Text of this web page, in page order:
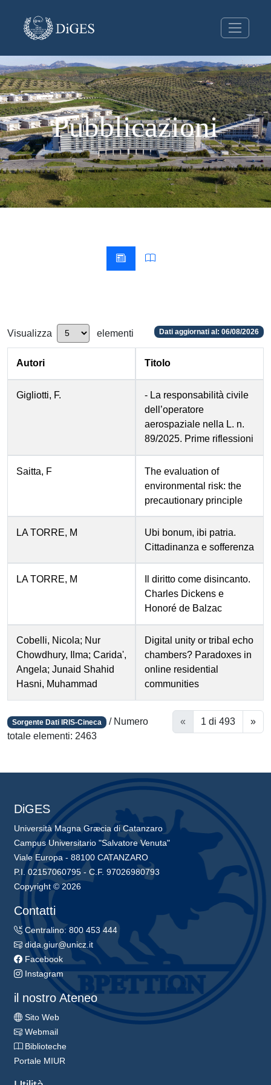
Pubblicazioni
Visualizza elementi Dati aggiornati al: 06/08/2026
Autori Titolo
Gigliotti, F.
- La responsabilità civile
dell’operatore
aerospaziale nella L. n.
89/2025. Prime riflessioni
Saitta, F
The evaluation of
environmental risk: the
precautionary principle
LA TORRE, M
Ubi bonum, ibi patria.
Cittadinanza e sofferenza
LA TORRE, M
Il diritto come disincanto.
Charles Dickens e
Honoré de Balzac
Cobelli, Nicola; Nur
Chowdhury, Ilma; Carida',
Angela; Junaid Shahid
Hasni, Muhammad
Digital unity or tribal echo
chambers? Paradoxes in
online residential
communities
Sorgente Dati IRIS-Cineca / Numero
totale elementi: 2463
« 1 di 493 »
DiGES
Università Magna Græcia di Catanzaro
Campus Universitario "Salvatore Venuta"
Viale Europa - 88100 CATANZARO
P.I. 02157060795 - C.F. 97026980793
Copyright © 2026
Contatti
Centralino: 800 453 444
dida.giur@unicz.it
Facebook
Instagram
il nostro Ateneo
Sito Web
Webmail
Biblioteche
Portale MIUR